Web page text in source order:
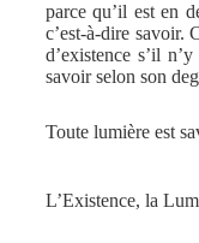
parce qu’il est en
c’est-à-dire savoir.
d’existence s’il
savoir selon son
Toute lumière est
L’Existence, la